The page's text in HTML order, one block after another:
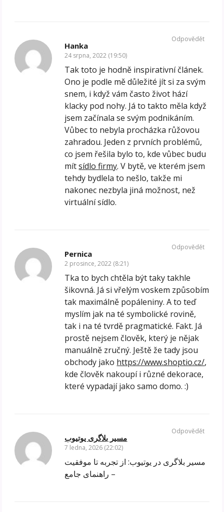
Hanka
24 srpna, 2022 (19:50)
Tak toto je hodně inspirativní článek.
Ono je podle mě důležité jít si za svým
snem, i když vám často život hází
klacky pod nohy. Já to takto měla když
jsem začínala se svým podnikáním.
Vůbec to nebyla procházka růžovou
zahradou. Jeden z prvních problémů,
co jsem řešila bylo to, kde vůbec budu
mítsídlo firmy. V bytě, ve kterém jsem
tehdy bydlela to nešlo, takže mi
nakonec nezbyla jiná možnost, než
virtuální sídlo.
Odpovědět
Pernica
2 prosince, 2022 (8:21)
Tka to bych chtěla být taky takhle
šikovná. Já si vřelým voskem způsobím
tak maximálně popáleniny. A to teď
myslím jak na té symbolické rovině,
tak i na té tvrdě pragmatické. Fakt. Já
prostě nejsem člověk, který je nějak
manuálně zručný. Ještě že tady jsou
obchody jako https://www.shoptio.cz/,
kde člověk nakoupí i různé dekorace,
které vypadají jako samo domo. :)
Odpovědět
مسیر بلاگری یوتیوب
7 ledna, 2026 (22:02)
مسیر بلاگری در یوتیوب: از تجربه تا موفقیت
– راهنمای جامع
Odpovědět